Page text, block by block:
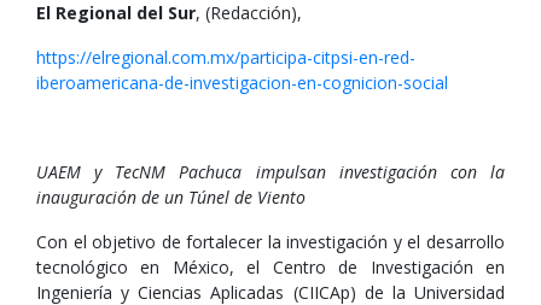
El Regional del Sur, (Redacción),
https://elregional.com.mx/participa-citpsi-en-red-
iberoamericana-de-investigacion-en-cognicion-social
UAEM y TecNM Pachuca impulsan investigación con la
inauguración de un Túnel de Viento
Con el objetivo de fortalecer la investigación y el desarrollo
tecnológico en México, el Centro de Investigación en
Ingeniería y Ciencias Aplicadas (CIICAp) de la Universidad